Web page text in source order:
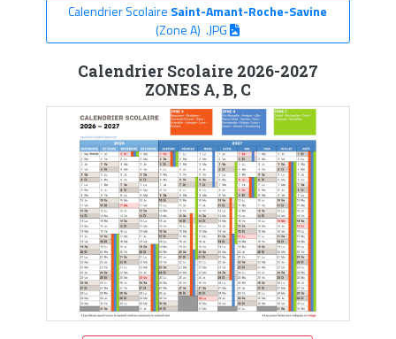
Calendrier Scolaire Saint-Amant-Roche-Savine
(Zone A) .JPG
Calendrier Scolaire 2026-2027
ZONES A, B, C